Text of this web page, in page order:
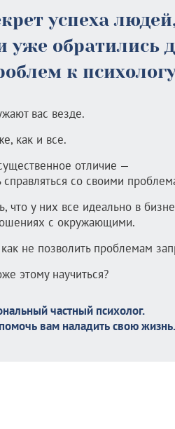
успеха
уже обратились
к
вас везде.
как и все.
отличие —
справляться со своими
что у них все идеально в
с окружающими.
не позволить проблемам
этому научиться?
частный психолог.
вам наладить свою жизнь.